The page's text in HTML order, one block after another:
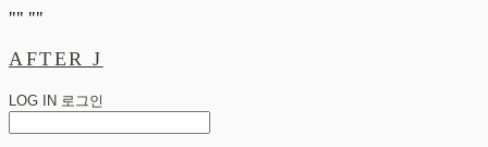
"" ""
AFTER J
LOG IN 로그인